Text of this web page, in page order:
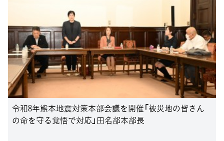
令和8年熊本地震対策本部会議を開催「被災地の皆さん
の命を守る覚悟で対応」田名部本部長